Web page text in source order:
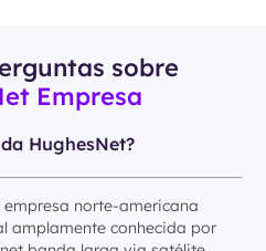
sobre
Empresa
HughesNet?
norte-americana
amplamente conhecida por